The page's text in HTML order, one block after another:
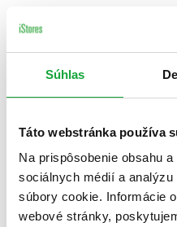
Súhlas
Táto webstránka používa
Na prispôsobenie obsahu
sociálnych médií a
súbory cookie. Informácie
webové stránky,